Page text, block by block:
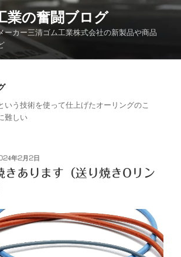
業の奮闘ブログ
ーカー三清ゴム工業株式会社の新製品や商品
いう技術を使って仕上げたオーリングのこ
難しい
年2月2日
きあります（送り焼きOリン